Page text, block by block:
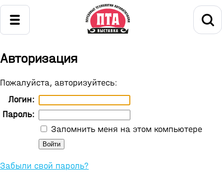
Авторизация
Пожалуйста, авторизуйтесь:
Логин:
Пароль:
Запомнить меня на этом компьютере
Забыли свой пароль?